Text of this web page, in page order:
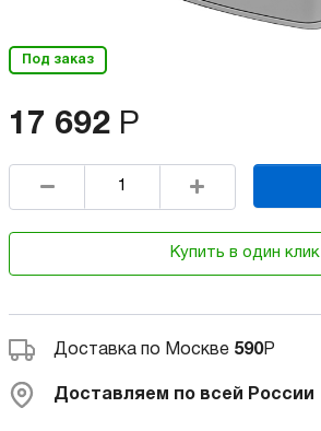
Под заказ
17 692 Р
Купить в один клик
Доставка по Москве 590Р
Доставляем по всей России